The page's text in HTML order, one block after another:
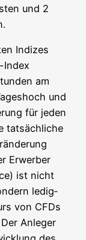
und 2
Indi­zes
Index
am
und
für jeden
tat­säch­li­che
Erwer­ber
ist nicht
ledig­
von CFDs
Anle­ger